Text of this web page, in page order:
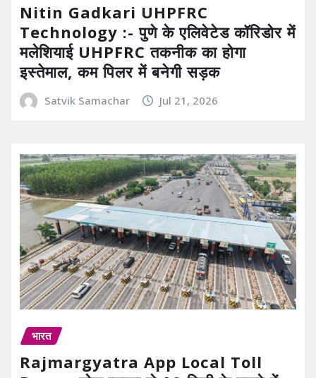
Nitin Gadkari UHPFRC
Technology :- पुणे के एलिवेटेड कॉरिडोर में
मलेशियाई UHPFRC तकनीक का होगा
इस्तेमाल, कम पिलर में बनेगी सड़क
Satvik Samachar Jul 21, 2026
भारत
Rajmargyatra App Local Toll